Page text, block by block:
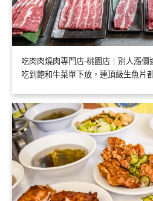
吃肉肉燒肉専門店-桃園店｜別人漲價
吃到飽和牛菜單下放，連頂級生魚片